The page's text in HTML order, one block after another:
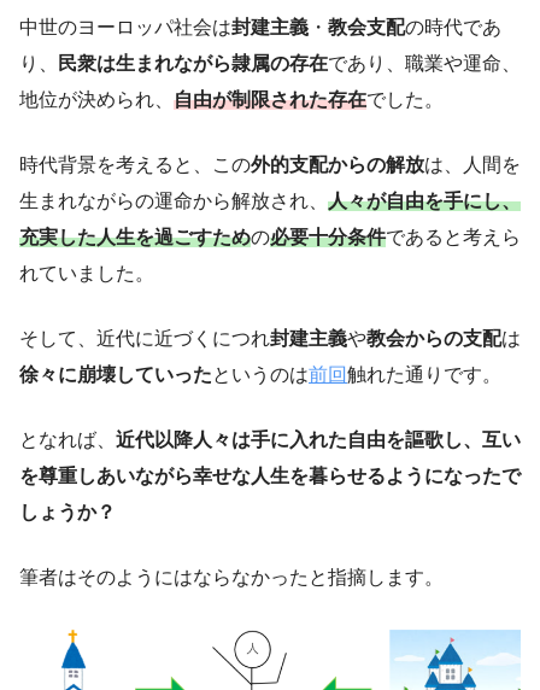
中世のヨーロッパ社会は封建主義 ・ 教会支配の時代であ
り、
民衆は生まれながら隷属の存在であり、職業や運命、
地位が決められ、 自由が制限された存在でした。
時代背景を考えると、この外的支配からの解放は、人間を
生まれながらの運命から解放され、 人々が自由を手にし、
充実した人生を過ごすための必要十分条件であると考えら
れていました。
そして、近代に近づくにつれ封建主義や教会からの支配は
徐々に崩壊していったというのは前回触れた通りです。
となれば、 近代以降人々は手に入れた自由を謳歌し、互い
を尊重しあいながら幸せな人生を暮らせるようになったで
しょうか？
筆者はそのようにはならなかったと指摘します。